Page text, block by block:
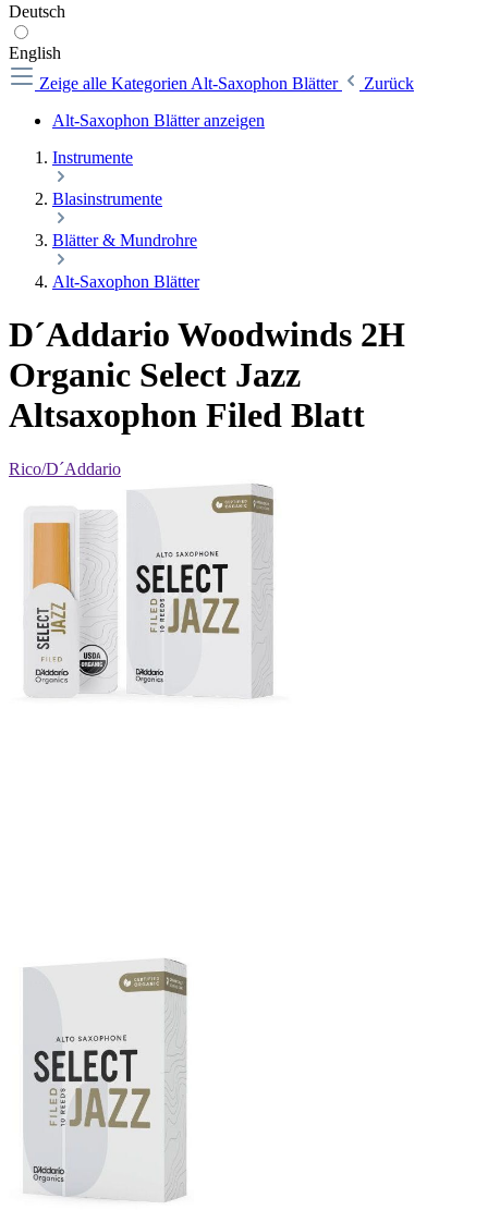
Deutsch
English
Zeige alle Kategorien Alt-Saxophon Blätter
Zurück
Alt-Saxophon Blätter anzeigen
Instrumente
Blasinstrumente
Blätter & Mundrohre
Alt-Saxophon Blätter
D´Addario Woodwinds 2H
Organic Select Jazz
Altsaxophon Filed Blatt
Rico/D´Addario